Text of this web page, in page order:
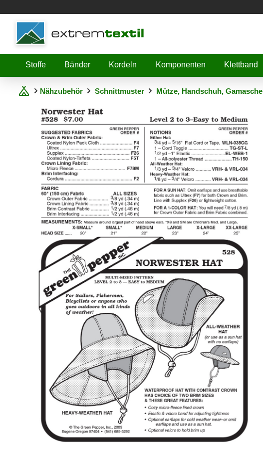
Shopware
Stoffe
Bänder Kordeln Komponenten Klettband
Nähzubehör Schnittmuster Mütze, Handschuh, Gamasche